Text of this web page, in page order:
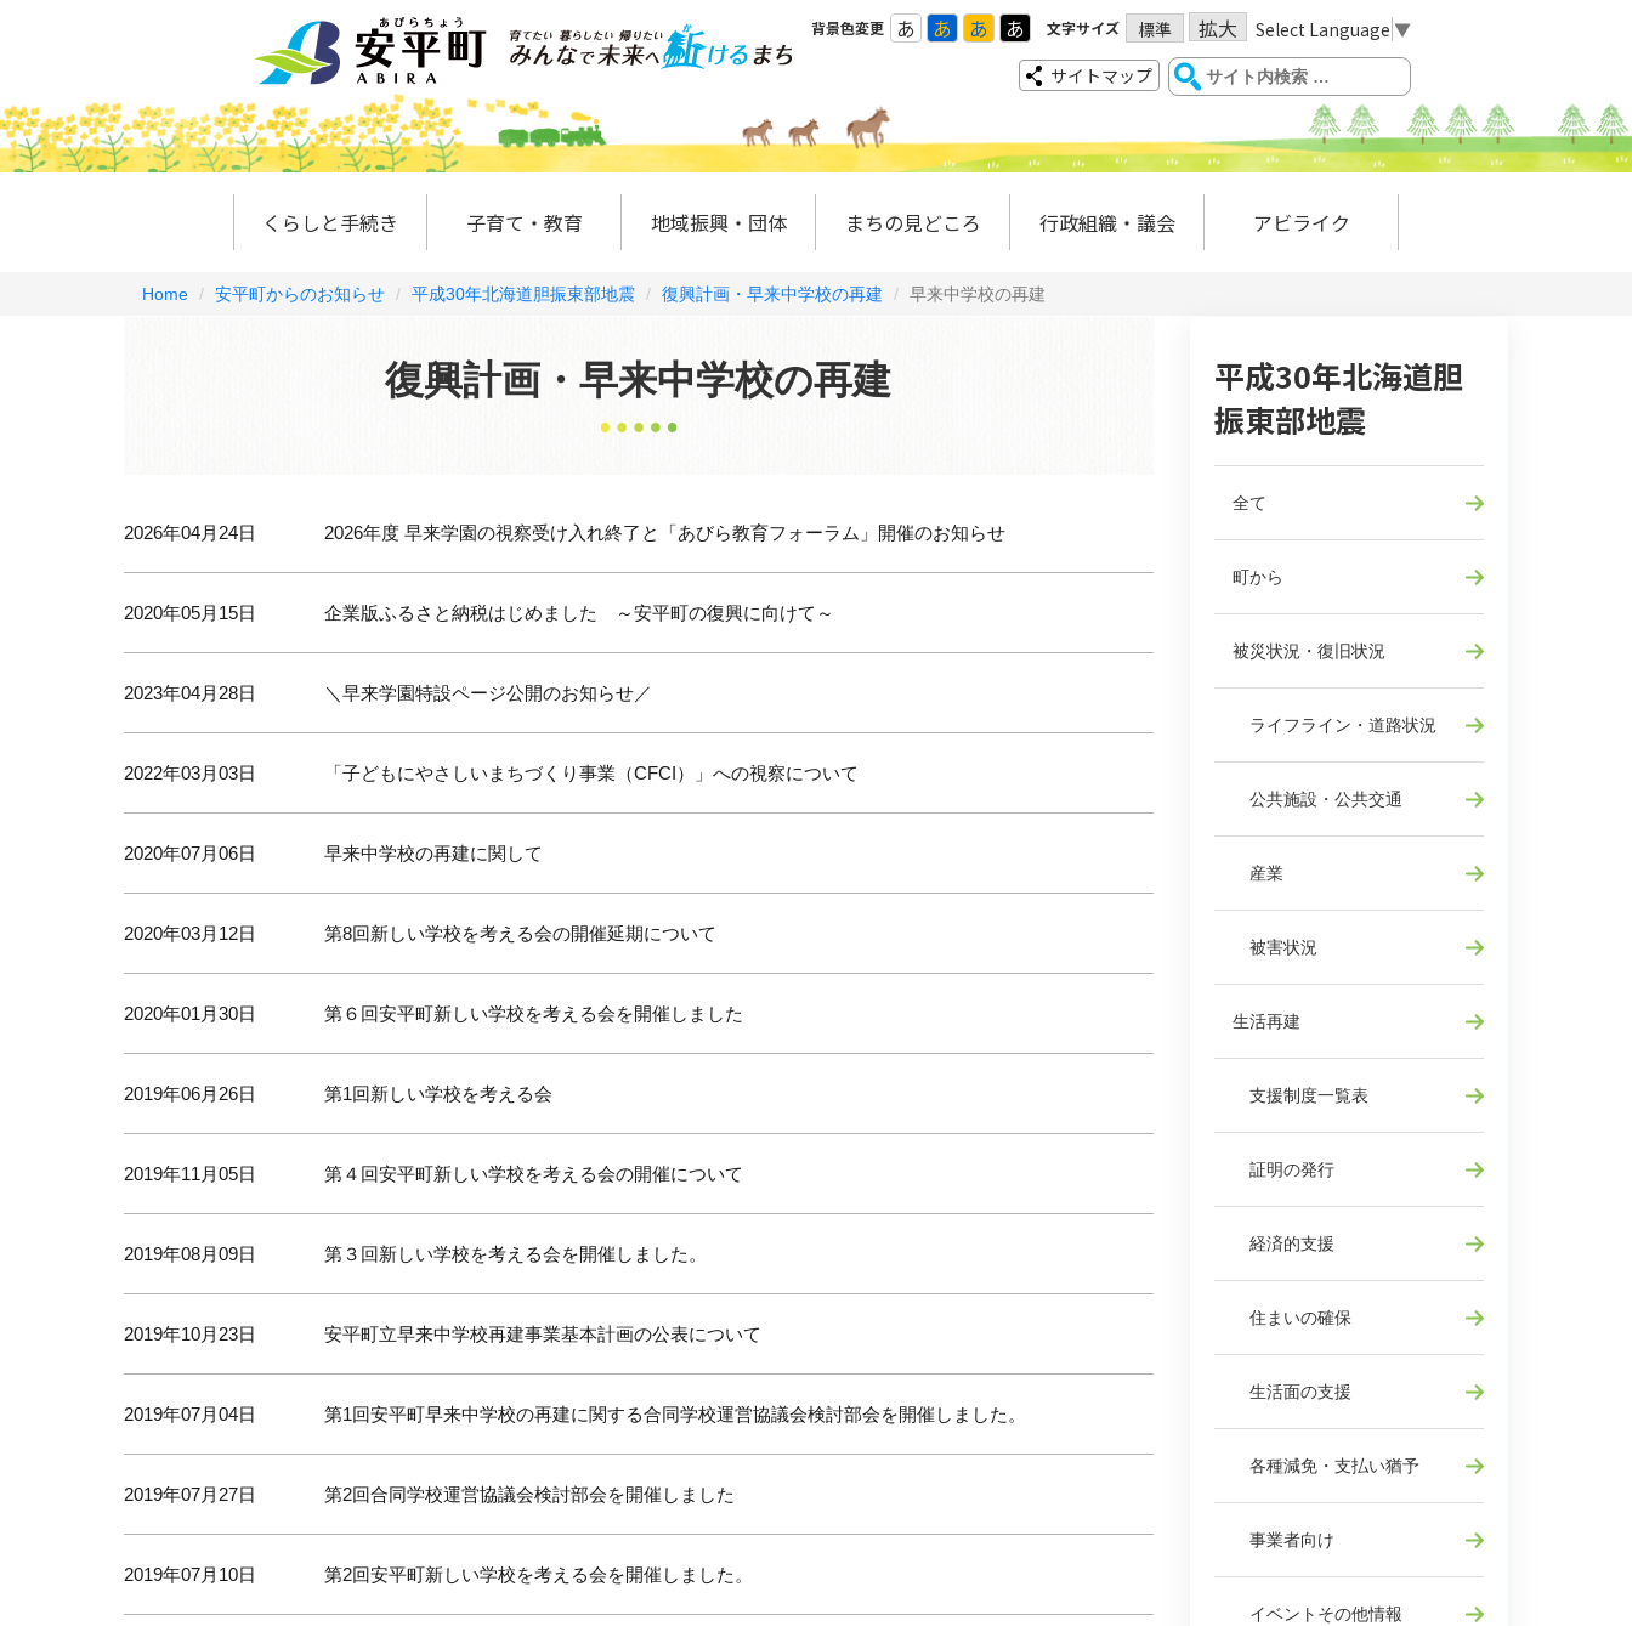
背景色変更 あ あ あ あ 文字サイズ 標準 拡大 Select Language ▼
サイトマップ
くらしと手続き 子育て・教育 地域振興・団体 まちの見どころ 行政組織・議会 アビライク
Home 安平町からのお知らせ 平成30年北海道胆振東部地震 復興計画・早来中学校の再建 早来中学校の再建
復興計画・早来中学校の再建
2026年04月24日 2026年度 早来学園の視察受け入れ終了と「あびら教育フォーラム」開催のお知らせ
2020年05月15日 企業版ふるさと納税はじめました ～安平町の復興に向けて～
2023年04月28日 ＼早来学園特設ページ公開のお知らせ／
2022年03月03日 「子どもにやさしいまちづくり事業（CFCI）」への視察について
2020年07月06日 早来中学校の再建に関して
2020年03月12日 第8回新しい学校を考える会の開催延期について
2020年01月30日 第６回安平町新しい学校を考える会を開催しました
2019年06月26日 第1回新しい学校を考える会
2019年11月05日 第４回安平町新しい学校を考える会の開催について
2019年08月09日 第３回新しい学校を考える会を開催しました。
2019年10月23日 安平町立早来中学校再建事業基本計画の公表について
2019年07月04日 第1回安平町早来中学校の再建に関する合同学校運営協議会検討部会を開催しました。
2019年07月27日 第2回合同学校運営協議会検討部会を開催しました
2019年07月10日 第2回安平町新しい学校を考える会を開催しました。
平成30年北海道胆
振東部地震
全て
町から
被災状況・復旧状況
ライフライン・道路状況
公共施設・公共交通
産業
被害状況
生活再建
支援制度一覧表
証明の発行
経済的支援
住まいの確保
生活面の支援
各種減免・支払い猶予
事業者向け
イベントその他情報